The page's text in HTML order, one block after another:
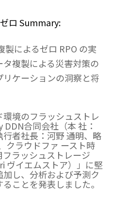
ロ Summary:
によるゼロ RPO の実
複製による災害対策の
ケーションの洞察と将
境のフラッシュストレ
合同会社（本 社：
者社⻑：河野 通明、略
クラウドファ ースト時
ラッシュストレージ
ヴイエムストア）」に堅
し、分析および予測ク
ことを発表しました。